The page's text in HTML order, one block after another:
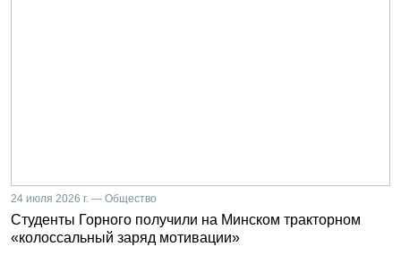
24 июля 2026 г. — Общество
Студенты Горного получили на Минском тракторном
«колоссальный заряд мотивации»